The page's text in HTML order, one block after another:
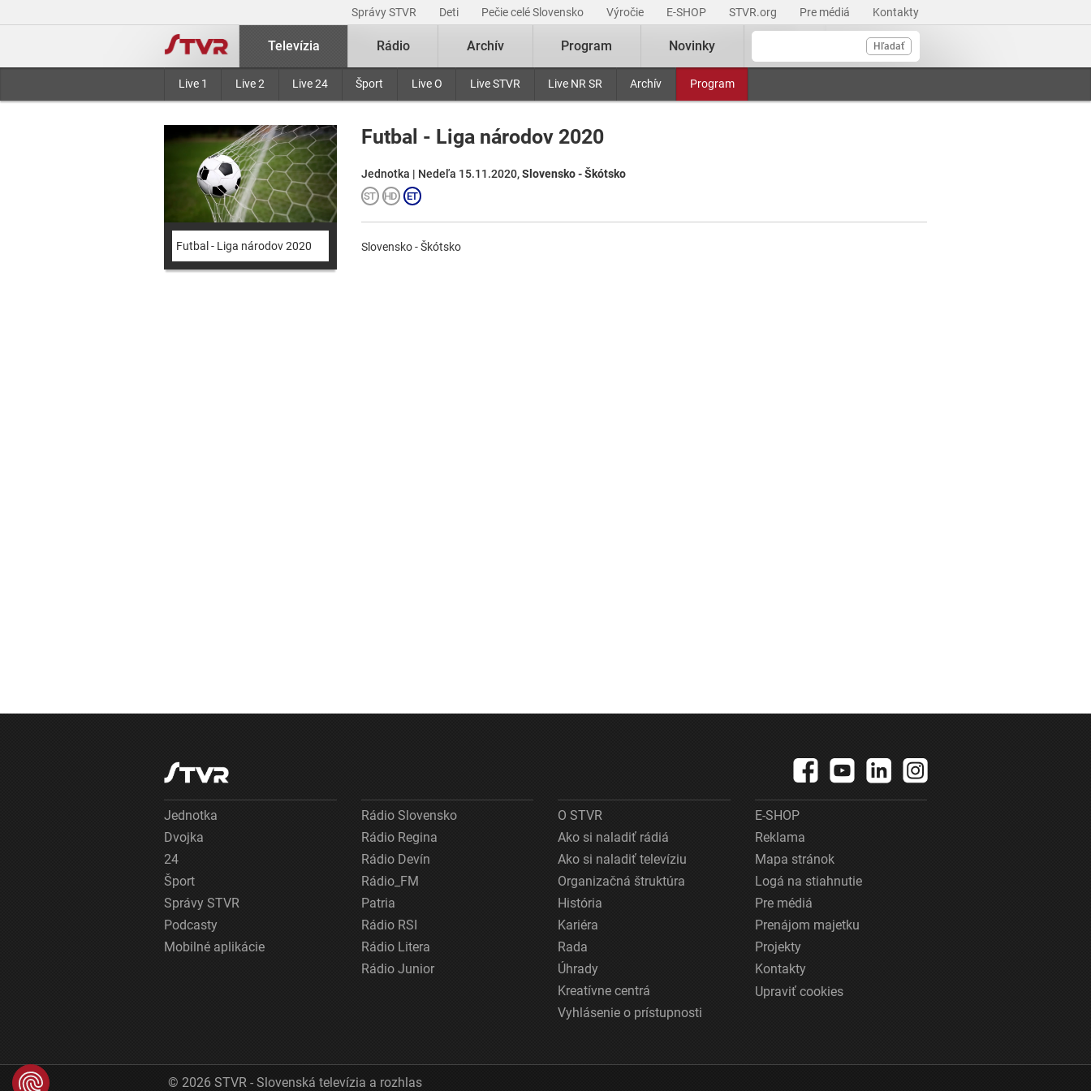
Správy STVR Deti Pečie celé Slovensko Výročie E-SHOP STVR.org Pre médiá Kontakty
Hľadať
Televízia
Live 1 Live 2 Live 24 Šport Live O Live STVR Live NR SR Archív Program
Rádio Archív Program Novinky
Futbal - Liga národov 2020
Futbal - Liga národov 2020
Jednotka | Nedeľa 15.11.2020,Slovensko - Škótsko
Slovensko - Škótsko
Jednotka
Dvojka
24
Šport
Správy STVR
Podcasty
Mobilné aplikácie
Rádio Slovensko
Rádio Regina
Rádio Devín
Rádio_FM
Patria
Rádio RSI
Rádio Litera
Rádio Junior
O STVR
Ako si naladiť rádiá
Ako si naladiť televíziu
Organizačná štruktúra
História
Kariéra
Rada
Úhrady
Kreatívne centrá
Vyhlásenie o prístupnosti
E-SHOP
Reklama
Mapa stránok
Logá na stiahnutie
Pre médiá
Prenájom majetku
Projekty
Kontakty
Upraviť cookies
© 2026 STVR - Slovenská televízia a rozhlas